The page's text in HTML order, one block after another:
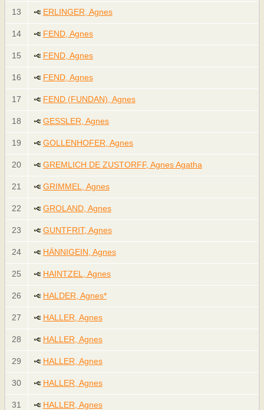
13 ERLINGER, Agnes
14 FEND, Agnes
15 FEND, Agnes
16 FEND, Agnes
17 FEND (FUNDAN), Agnes
18 GESSLER, Agnes
19 GOLLENHOFER, Agnes
20 GREMLICH DE ZUSTORFF, Agnes Agatha
21 GRIMMEL, Agnes
22 GROLAND, Agnes
23 GUNTFRIT, Agnes
24 HÄNNIGEIN, Agnes
25 HAINTZEL, Agnes
26 HALDER, Agnes*
27 HALLER, Agnes
28 HALLER, Agnes
29 HALLER, Agnes
30 HALLER, Agnes
31 HALLER, Agnes